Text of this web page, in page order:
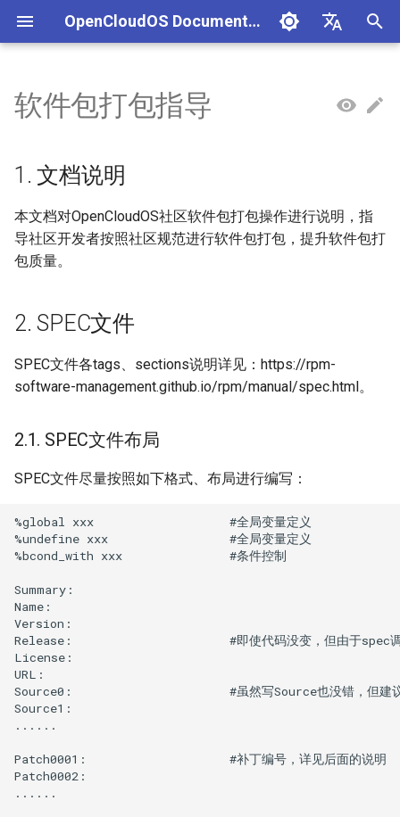
OpenCloudOS Documentation
English
在
初
化
搜
索
擎
组织架构
社区准则
社区SIG
镜像源地址
OpenCloudOS 版本介绍
OpenCloudOS v8.8发行说明
OpenCloudOS v8.6发行说明
OpenCloudOS v9.0发行说明
OpenCloudOS v9.4发行说明
OpenCloudOS v9.6发行说明
OpenCloudOS Stream 发行
说明
行说明
OpenCloudOS 8 用户文档
系统管理
内核更新
存储管理
导入镜像到云
OpenCloudOS 9/Stream 用
户文档
系统管理指南
网络管理指南
容器和虚拟化指南
典型应用部署
OC AI镜像
基于OC AI的最佳实践
生态认证流程
软件兼容性测试指标
硬件兼容性测试指标
认证兼容列表
开源软件兼容列表
CentOS停服背景与应对方案
CentOS8迁移到
OpenCloudOS8
CentOS7迁移到
OpenCloudOS8
OpenCloudOS7
OpenCloudOS8升级
OpenCloudOS9
安全事件处置说明
镜像签名验证指南
漏洞数据API文档
一、项目管理
二、用例管理
导入用例
用例集
三、执行环境
四、任务管理
文档库贡献指南
文档库格式手册
编译构建指南
ocspkg使用指南
1. 文档说明
2. SPEC文件
2.1. SPEC文件布局
2.2. SPEC文件风格
4. URL和Source
5. License
6. 补丁名称和编号
7. %check
8. %install和%files
8.1. 打包顺序
9. %changelog
10. 其他参考
CI 门禁流程
门禁排查手册
跟踪社区 Release
跟踪社区 Commit
依赖分析工具
OpenCloudOS 社区版本贡献
内核驱动移植开发
应用移植开发参考文档
API文档
软件包打包指导
1. 文档说明
本文档对OpenCloudOS社区软件包打包操作进行说明，指
导社区开发者按照社区规范进行软件包打包，提升软件包打
包质量。
2. SPEC文件
SPEC文件各tags、sections说明详见：https://rpm-
software-management.github.io/rpm/manual/spec.html。
2.1. SPEC文件布局
SPEC文件尽量按照如下格式、布局进行编写：
%global xxx                   #全局变量定义
%undefine xxx                 #全局变量定义
%bcond_with xxx               #条件控制
Summary:
Name:
Version:
Release:                      #即使代码没变，但由于spec调整、
License:
URL:
Source0:                      #虽然写Source也没错，但建议
Source1:
......
Patch0001:                    #补丁编号，详见后面的说明
Patch0002:
......